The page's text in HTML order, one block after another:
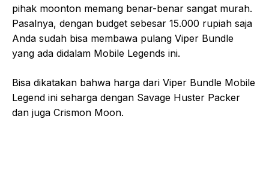
pihak moonton memang benar-benar sangat murah.
Pasalnya, dengan budget sebesar 15.000 rupiah saja
Anda sudah bisa membawa pulang Viper Bundle
yang ada didalam Mobile Legends ini.
Bisa dikatakan bahwa harga dari Viper Bundle Mobile
Legend ini seharga dengan Savage Huster Packer
dan juga Crismon Moon.